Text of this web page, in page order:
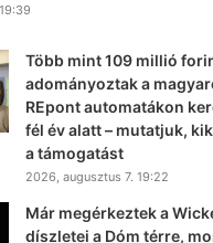
Több mint 109 millió
adományoztak a
REpont automatákon
fél év alatt – mutatjuk,
a támogatást
2026, augusztus 7. 19:22
Már megérkeztek a
díszletei a Dóm térre,